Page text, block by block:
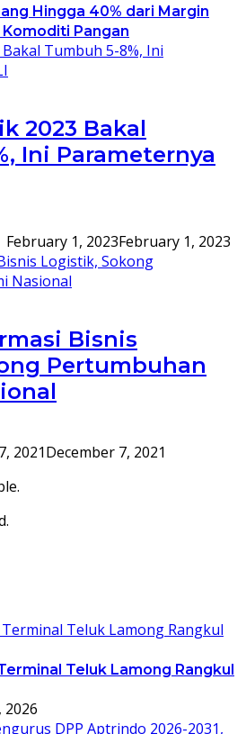
Hingga 40% dari Margin
Pangan
2023 Bakal
Ini Parameternya
February 1, 2023February 1, 2023
Bisnis
Pertumbuhan
2021December 7, 2021
Teluk Lamong Rangkul
2026